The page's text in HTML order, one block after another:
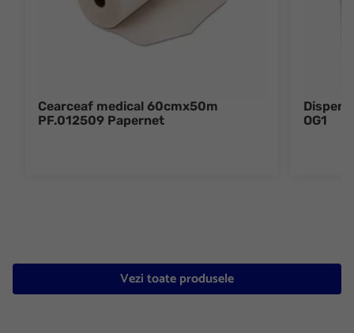
Cearceaf medical 60cmx50m
PF.012509 Papernet
OG1
Vezi toate produsele